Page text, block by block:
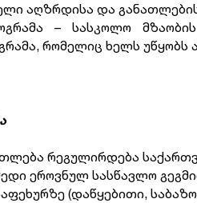
აღზრდისა და
– სასკოლო
რომელიც ხელს უწყობს
რეგულირდება
ეროვნულ სასწავლო
(დაწყებითი,